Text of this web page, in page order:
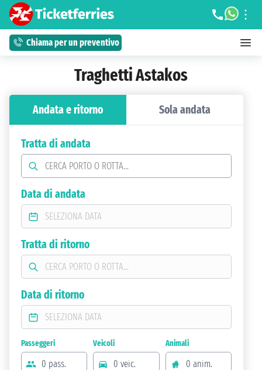
Chiama per un preventivo
Traghetti Astakos
Andata e ritorno Sola andata
Tratta di andata
Data di andata
Tratta di ritorno
Data di ritorno
Passeggeri
0 pass.
Veicoli
0 veic.
Animali
0 anim.